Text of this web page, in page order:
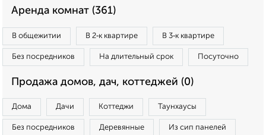
Аренда комнат (361)
В общежитии В 2‑к квартире В 3‑к квартире
Без посредников На длительный срок Посуточно
Продажа домов, дач, коттеджей (0)
Дома Дачи Коттеджи Таунхаусы
Без посредников Деревянные Из сип панелей